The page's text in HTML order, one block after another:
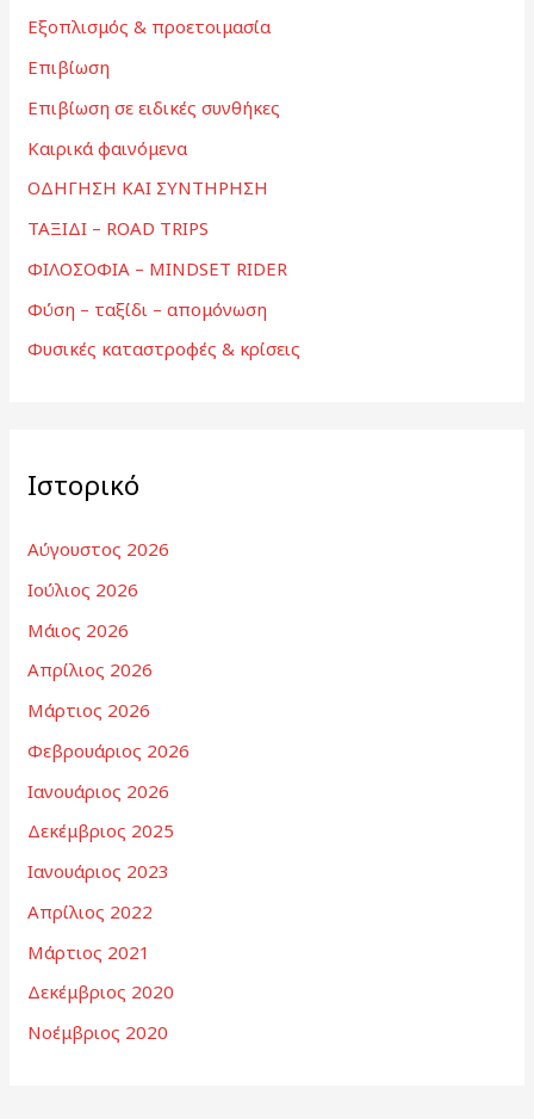
Εξοπλισμός & προετοιμασία
Επιβίωση
Επιβίωση σε ειδικές συνθήκες
Καιρικά φαινόμενα
ΟΔΗΓΗΣΗ ΚΑΙ ΣΥΝΤΗΡΗΣΗ
ΤΑΞΙΔΙ – ROAD TRIPS
ΦΙΛΟΣΟΦΙΑ – MINDSET RIDER
Φύση – ταξίδι – απομόνωση
Φυσικές καταστροφές & κρίσεις
Ιστορικό
Αύγουστος 2026
Ιούλιος 2026
Μάιος 2026
Απρίλιος 2026
Μάρτιος 2026
Φεβρουάριος 2026
Ιανουάριος 2026
Δεκέμβριος 2025
Ιανουάριος 2023
Απρίλιος 2022
Μάρτιος 2021
Δεκέμβριος 2020
Νοέμβριος 2020